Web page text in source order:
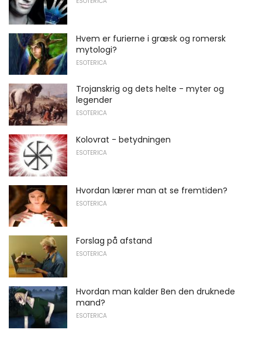
Hvem er furierne i græsk og romersk
mytologi?
ESOTERICA
Trojanskrig og dets helte - myter og
legender
ESOTERICA
Kolovrat - betydningen
ESOTERICA
Hvordan lærer man at se fremtiden?
ESOTERICA
Forslag på afstand
ESOTERICA
Hvordan man kalder Ben den druknede
mand?
ESOTERICA